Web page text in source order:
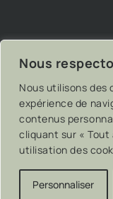
Nous
Nous utilisons des
expérience de
contenus
cliquant sur «
utilisation des
Personnaliser